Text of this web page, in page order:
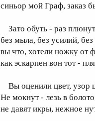
синьор мой Граф, заказ
Зато обуть - раз
без мыла, без усилий,
вы что, хотели ножку от
как эскарпен вон тот -
Вы оценили цвет, узор
Не мокнут - лезь в
не давят икры, нежное